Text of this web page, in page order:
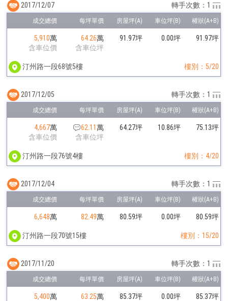
5,910萬
含車位價
64.26萬
含車位坪
91.97坪 0.00坪 91.97坪
汀州路一段68號5樓 樓別：5/20
2017/12/07 轉手次數：1
4,667萬
含車位價
62.11萬
含車位坪
64.27坪 10.86坪 75.13坪
汀州路一段76號4樓 樓別：4/20
2017/12/05 轉手次數：1
6,648萬 82.49萬 80.59坪 0.00坪 80.59坪
汀州路一段70號15樓 樓別：15/20
2017/12/04 轉手次數：1
5,400萬
63.25萬
85.37坪 0.00坪 85.37坪
2017/11/20 轉手次數：1